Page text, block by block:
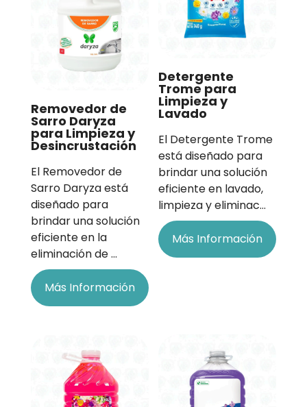
Removedor de
Sarro Daryza
para Limpieza y
Desincrustación
El Removedor de
Sarro Daryza está
diseñado para
brindar una solución
eficiente en la
eliminación de …
Más Información
Detergente
Trome para
Limpieza y
Lavado
El Detergente Trome
está diseñado para
brindar una solución
eficiente en lavado,
limpieza y eliminac…
Más Información